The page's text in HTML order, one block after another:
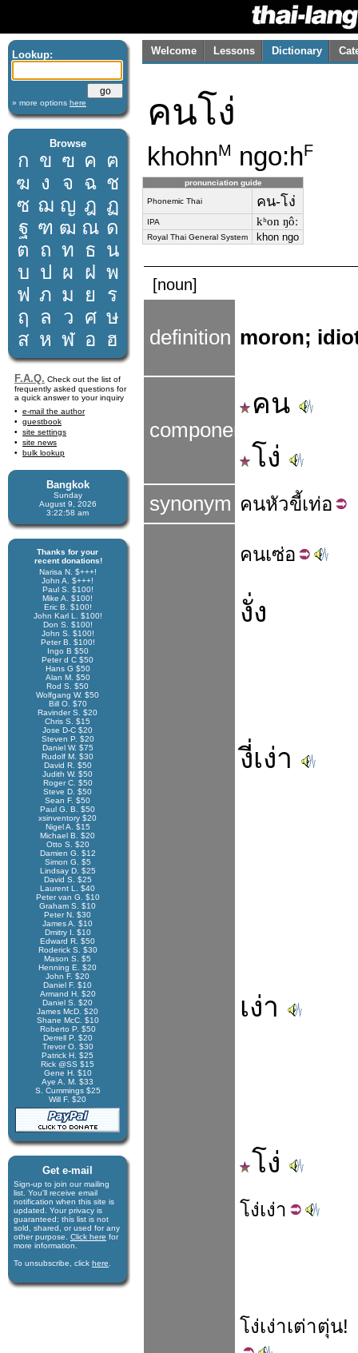
Lookup:
» more options here
Browse
ก ข ฃ ค ฅ
ฆ ง จ ฉ ช
ซ ฌ ญ ฎ ฏ
ฐ ฑ ฒ ณ ด
ต ถ ท ธ น
บ ป ผ ฝ พ
ฟ ภ ม ย
ร
ฤ
ล ว ศ ษ
ส ห ฬ อ ฮ
F.A.Q. Check out the list of
frequently asked questions for
a quick answer to your inquiry
e-mail the author
guestbook
site settings
site news
bulk lookup
Bangkok
Sunday
August 9, 2026
3:22:59 am
Thanks for your
recent donations!
Narisa N. $+++!
John A. $+++!
Paul S. $100!
Mike A. $100!
Eric B. $100!
John Karl L. $100!
Don S. $100!
John S. $100!
Peter B. $100!
Ingo B $50
Peter d C $50
Hans G $50
Alan M. $50
Rod S. $50
Wolfgang W. $50
Bill O. $70
Ravinder S. $20
Chris S. $15
Jose D-C $20
Steven P. $20
Daniel W. $75
Rudolf M. $30
David R. $50
Judith W. $50
Roger C. $50
Steve D. $50
Sean F. $50
Paul G. B. $50
xsinventory $20
Nigel A. $15
Michael B. $20
Otto S. $20
Damien G. $12
Simon G. $5
Lindsay D. $25
David S. $25
Laurent L. $40
Peter van G. $10
Graham S. $10
Peter N. $30
James A. $10
Dmitry I. $10
Edward R. $50
Roderick S. $30
Mason S. $5
Henning E. $20
John F. $20
Daniel F. $10
Armand H. $20
Daniel S. $20
James McD. $20
Shane McC. $10
Roberto P. $50
Derrell P. $20
Trevor O. $30
Patrick H. $25
Rick @SS $15
Gene H. $10
Aye A. M. $33
S. Cummings $25
Will F. $20
Get e-mail
Sign-up to join our mail­ing
list. You'll receive e­mail
notification when this site is
updated. Your privacy is
guaran­teed; this list is not
sold, shared, or used for any
other purpose. Click here for
more infor­mation.
To unsubscribe, click here
Welcome Lessons Dictionary
คนโง่
khohnM ngo:hF
pronunciation guide
Phonemic Thai คน-โง่
IPA kʰon ŋôː
Royal Thai General System khon ngo
[noun]
definition moron;
components
คน
โง่
synonym คนหัวขี้เท่อ
คนเซ่อ
งั่ง
งี่เง่า
เง่า
โง่
โง่เง่า
โง่เง่าเต่าตุ่น!